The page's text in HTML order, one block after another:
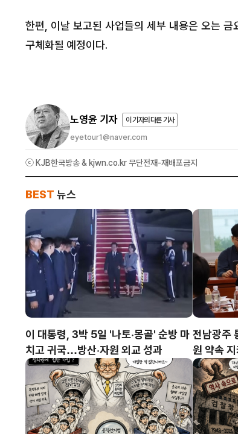
한편, 이날 보고된 사업들의 세부 내용은 오는
구체화될 예정이다.
노영윤 기자 이 기자의 다른 기사
eyetour1@naver.com
ⓒ KJB한국방송 & kjwn.co.kr 무단전재-재배포금지
BEST 뉴스
이 대통령, 3박 5일 '나토·몽골' 순방 마
치고 귀국…방산·자원 외교 성과
전남광주
원 약속